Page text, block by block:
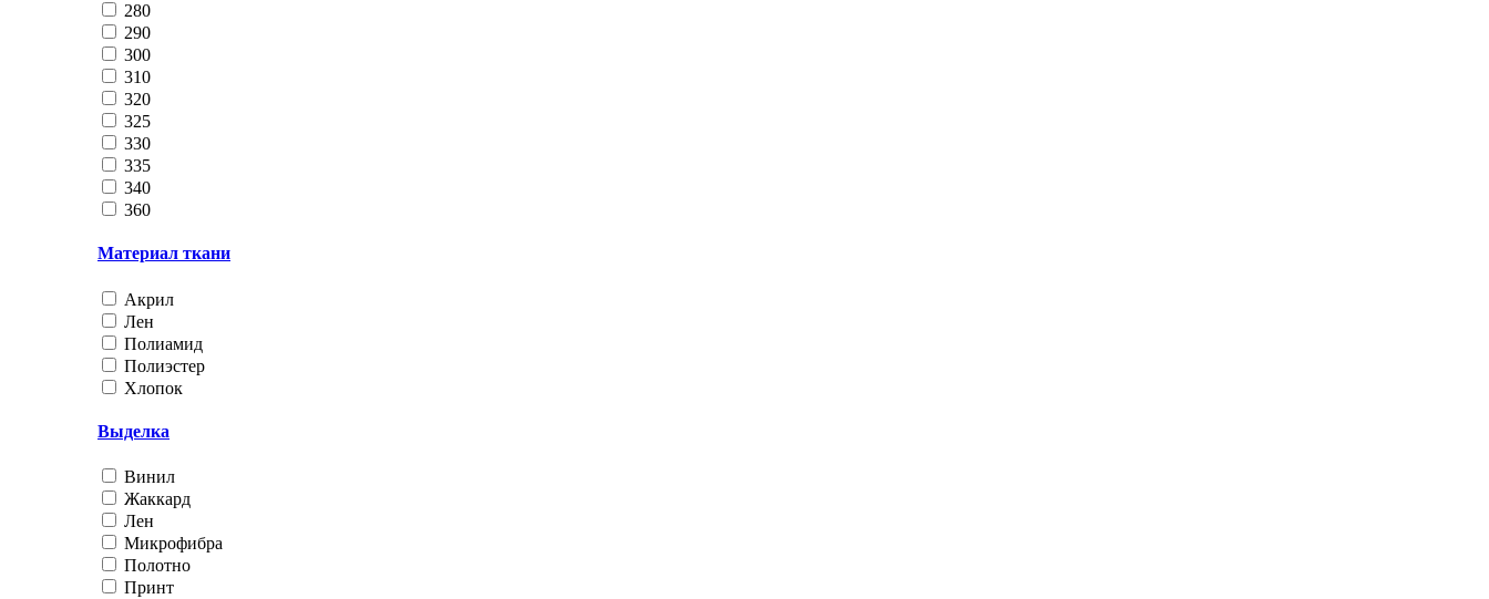
280
290
300
310
320
325
330
335
340
360
Материал ткани
Акрил
Лен
Полиамид
Полиэстер
Хлопок
Выделка
Винил
Жаккард
Лен
Микрофибра
Полотно
Принт